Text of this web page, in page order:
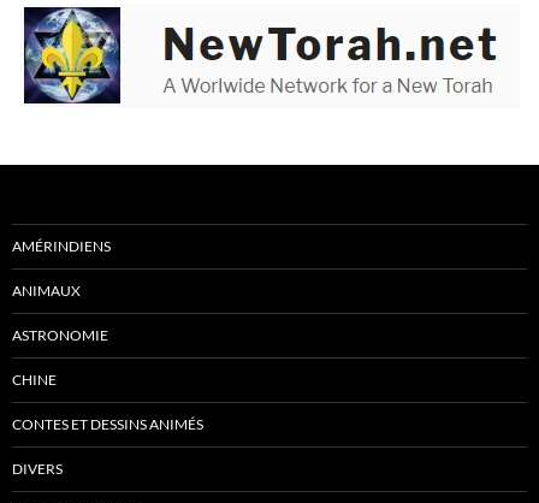
AMÉRINDIENS
ANIMAUX
ASTRONOMIE
CHINE
CONTES ET DESSINS ANIMÉS
DIVERS